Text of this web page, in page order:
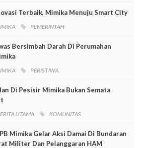
Terbaik, Mimika Menuju Smart City
PEMERINTAH
Bersimbah Darah Di Perumahan
PERISTIWA
Di Pesisir Mimika Bukan Semata
UTAMA KOMUNITAS
Mimika Gelar Aksi Damai Di Bundaran
Militer Dan Pelanggaran HAM